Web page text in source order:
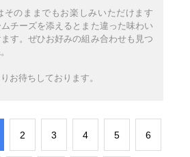
そのままでもお楽しみいただけます
チーズを添えるとまた違った味わい
す。ぜひお好みの組み合わせも見つ
お待ちしております。
​2 ​3 ​4 ​5 ​6